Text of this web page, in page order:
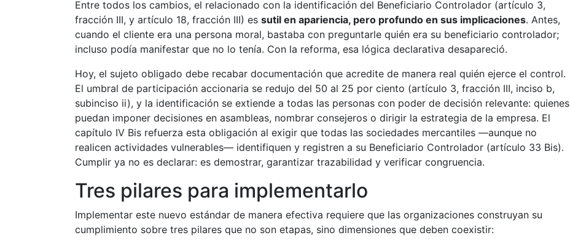
Entre todos los cambios, el relacionado con la identificación del Beneficiario Controlador (artículo 3,
fracción III, y artículo 18, fracción III) es sutil en apariencia, pero profundo en sus implicaciones. Antes,
cuando el cliente era una persona moral, bastaba con preguntarle quién era su beneficiario controlador;
incluso podía manifestar que no lo tenía. Con la reforma, esa lógica declarativa desapareció.
Hoy, el sujeto obligado debe recabar documentación que acredite de manera real quién ejerce el control.
El umbral de participación accionaria se redujo del 50 al 25 por ciento (artículo 3, fracción III, inciso b,
subinciso ii), y la identificación se extiende a todas las personas con poder de decisión relevante: quienes
puedan imponer decisiones en asambleas, nombrar consejeros o dirigir la estrategia de la empresa. El
capítulo IV Bis refuerza esta obligación al exigir que todas las sociedades mercantiles —aunque no
realicen actividades vulnerables— identifiquen y registren a su Beneficiario Controlador (artículo 33 Bis).
Cumplir ya no es declarar: es demostrar, garantizar trazabilidad y verificar congruencia.
Tres pilares para implementarlo
Implementar este nuevo estándar de manera efectiva requiere que las organizaciones construyan su
cumplimiento sobre tres pilares que no son etapas, sino dimensiones que deben coexistir: